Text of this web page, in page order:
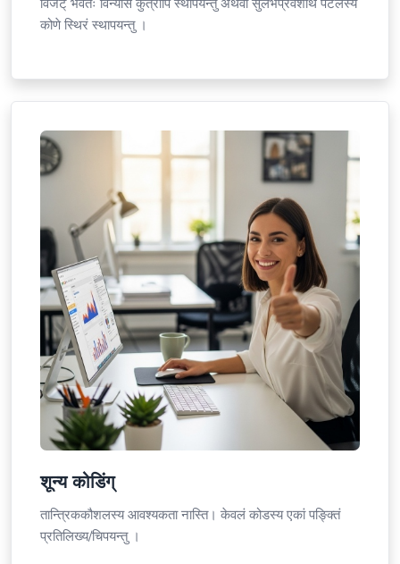
विजेट् भवतः विन्यासे कुत्रापि स्थापयन्तु अथवा सुलभप्रवेशार्थं पटलस्य
कोणे स्थिरं स्थापयन्तु ।
शून्य कोडिंग्
तान्त्रिककौशलस्य आवश्यकता नास्ति। केवलं कोडस्य एकां पङ्क्तिं
प्रतिलिख्य/चिपयन्तु ।